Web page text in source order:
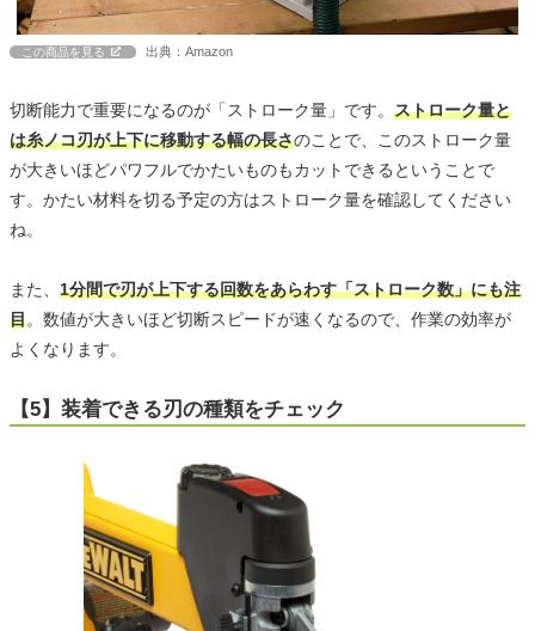
この商品を見る 出典：Amazon
切断能力で重要になるのが「ストローク量」です。 ストローク量と
は糸ノコ刃が上下に移動する幅の長さのことで、このストローク量
が大きいほどパワフルでかたいものもカットできるということで
す。かたい材料を切る予定の方はストローク量を確認してください
ね。
また、 1分間で刃が上下する回数をあらわす「ストローク数」にも注
目。数値が大きいほど切断スピードが速くなるので、作業の効率が
よくなります。
【5】装着できる刃の種類をチェック